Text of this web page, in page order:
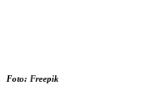
Foto: Freepik